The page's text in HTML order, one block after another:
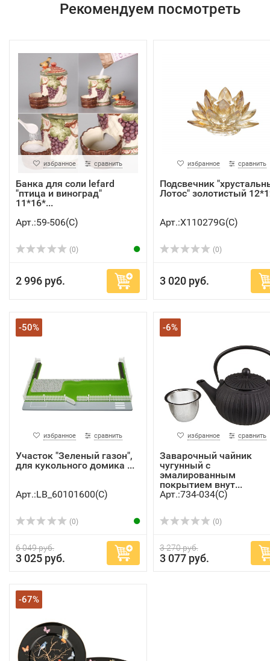
Рекомендуем посмотреть
избранное сравнить
Банка для соли lefard
"птица и виноград"
11*16*...
Арт.:59-506(C)
(0)
2 996 руб.
избранное сравнить
Подсвечник
Лотос" золотистый
Арт.:X110279G(C)
(0)
3 020 руб.
-50%
избранное сравнить
Участок "Зеленый газон",
для кукольного домика ...
Арт.:LB_60101600(C)
(0)
6 049 руб.
3 025 руб.
-6%
избранное сравнить
Заварочный чайник
чугунный с
эмалированным
покрытием внут...
Арт.:734-034(C)
(0)
3 270 руб.
3 077 руб.
-67%